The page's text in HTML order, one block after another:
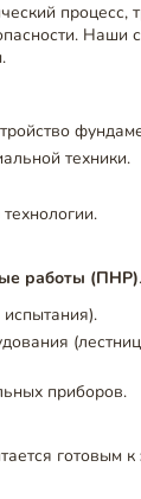
процесс,
Наши
техники.
работы (ПНР)
приборов.
готовым к